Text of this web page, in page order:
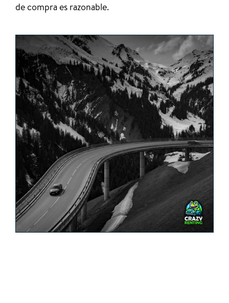
de compra es razonable.